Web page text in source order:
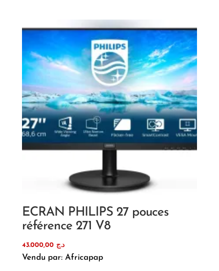
ECRAN PHILIPS 27 pouces
référence 271 V8
د.ج 43.000,00
Vendu par: Africapap